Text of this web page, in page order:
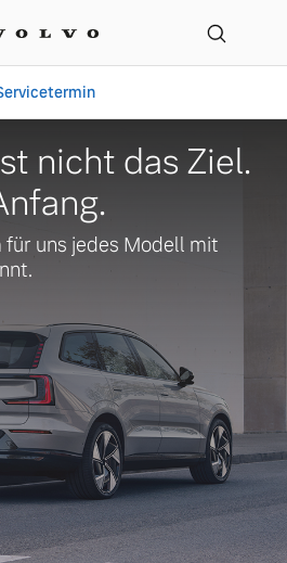
nicht das Ziel.
für uns jedes Modell mit